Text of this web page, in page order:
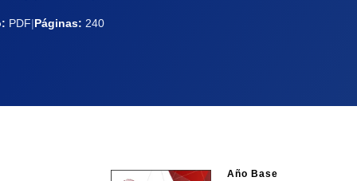
PDF|Páginas: 240
Año Base